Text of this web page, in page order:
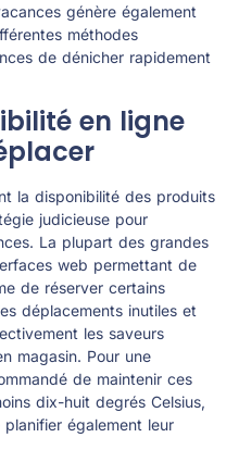
génère également
méthodes
de dénicher rapidement
en ligne
la disponibilité des produits
judicieuse pour
La plupart des grandes
web permettant de
de réserver certains
déplacements inutiles et
les saveurs
magasin. Pour une
de maintenir ces
dix-huit degrés Celsius,
également leur